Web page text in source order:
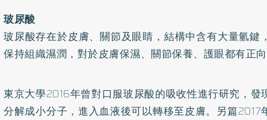
玻尿酸
玻尿酸存在於皮膚、關節及眼睛，結構中含有大量氫鍵
保持組織濕潤，對於皮膚保濕、關節保養、護眼都有正向
東京大學2016年曾對口服玻尿酸的吸收性進行研究，發
分解成小分子，進入血液後可以轉移至皮膚。另篇2017